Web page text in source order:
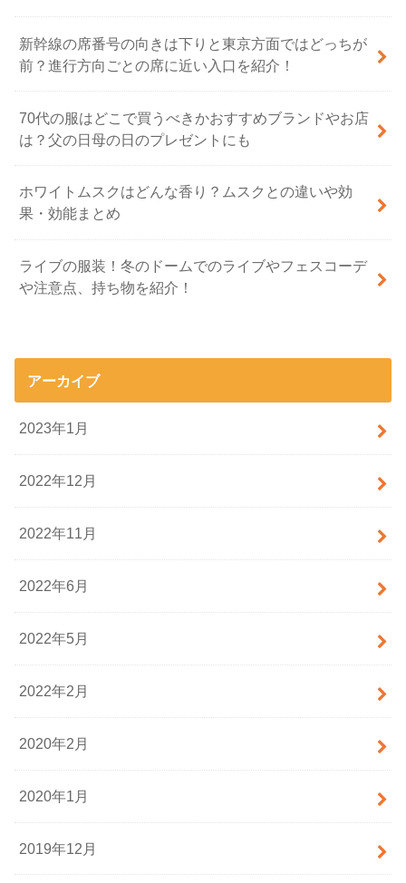
新幹線の席番号の向きは下りと東京方面ではどっちが
前？進行方向ごとの席に近い入口を紹介！
70代の服はどこで買うべきかおすすめブランドやお店
は？父の日母の日のプレゼントにも
ホワイトムスクはどんな香り？ムスクとの違いや効
果・効能まとめ
ライブの服装！冬のドームでのライブやフェスコーデ
や注意点、持ち物を紹介！
アーカイブ
2023年1月
2022年12月
2022年11月
2022年6月
2022年5月
2022年2月
2020年2月
2020年1月
2019年12月